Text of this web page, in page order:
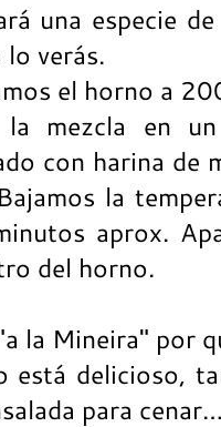
una especie
lo verás.
el horno a
la mezcla en
con harina de
la
aprox.
del horno.
la Mineira" por
está delicioso,
para